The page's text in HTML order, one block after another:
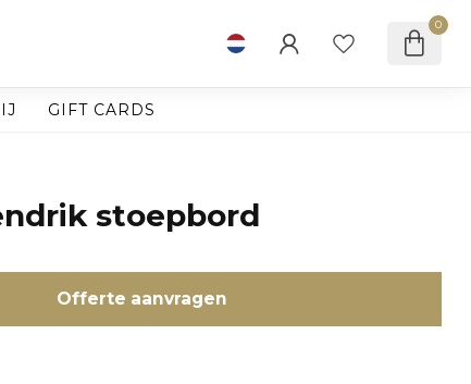
0
GIFT CARDS
stoepbord
Offerte aanvragen